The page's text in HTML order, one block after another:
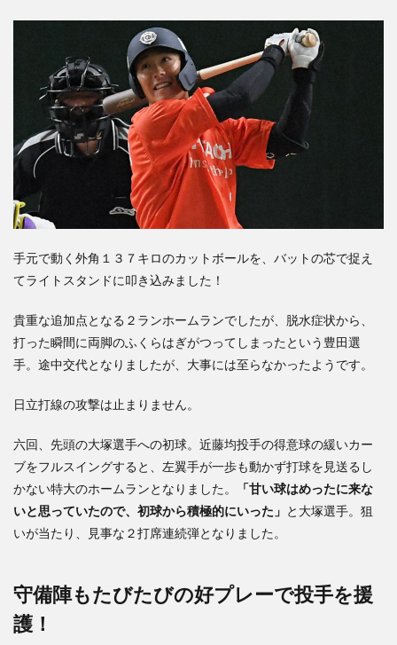
手元で動く外角１３７キロのカットボールを、バットの芯で捉え
てライトスタンドに叩き込みました！
貴重な追加点となる２ランホームランでしたが、脱水症状から、
打った瞬間に両脚のふくらはぎがつってしまったという豊田選
手。途中交代となりましたが、大事には至らなかったようです。
日立打線の攻撃は止まりません。
六回、先頭の大塚選手への初球。近藤均投手の得意球の緩いカー
ブをフルスイングすると、左翼手が一歩も動かず打球を見送るし
かない特大のホームランとなりました。
「甘い球はめったに来な
いと思っていたので、初球から積極的にいった」 と大塚選手。狙
いが当たり、見事な２打席連続弾となりました。
守備陣もたびたびの好プレーで投手を援
護！